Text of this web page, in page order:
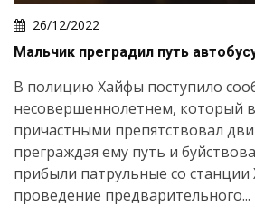
26/12/2022
Мальчик преградил путь
В полицию Хайфы поступило
несовершеннолетнем, который
причастными препятствовал
преграждая ему путь и
прибыли патрульные со
проведение предварительного...